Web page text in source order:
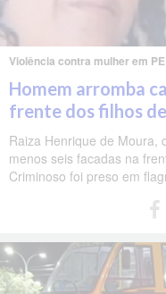
Violência contra mulher em PE
Homem arromba
frente dos filhos
Raiza Henrique de Moura,
menos seis facadas na
Criminoso foi preso em